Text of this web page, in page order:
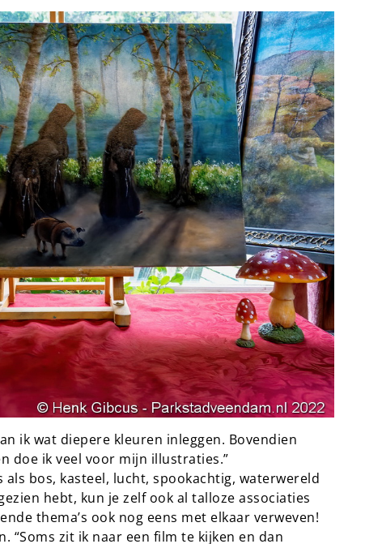
ik wat diepere kleuren inleggen. Bovendien
doe ik veel voor mijn illustraties.”
bos, kasteel, lucht, spookachtig, waterwereld
hebt, kun je zelf ook al talloze associaties
thema’s ook nog eens met elkaar verweven!
“Soms zit ik naar een film te kijken en dan